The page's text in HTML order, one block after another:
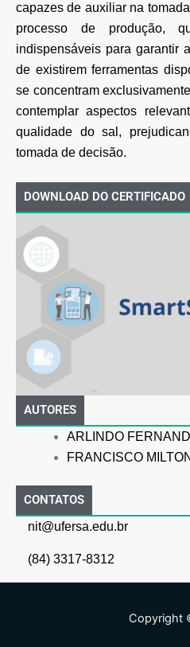
capazes de auxiliar na
processo de produção,
indispensáveis para garantir
de existirem ferramentas
se concentram
contemplar aspectos
qualidade do sal,
tomada de decisão.
DOWNLOAD DO CERTIFICADO
AUTORES
ARLINDO
FRANCISCO
CONTATOS
nit@ufersa.edu.br
(84) 3317-8312
Copyright